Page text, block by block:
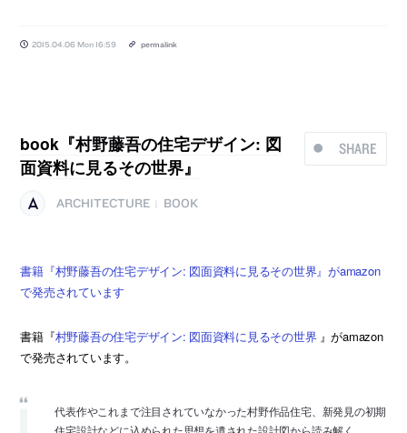
2015.04.06 Mon 16:59 permalink
SHARE
book『村野藤吾の住宅デザイン: 図
面資料に見るその世界』
ARCHITECTURE BOOK
書籍『村野藤吾の住宅デザイン: 図面資料に見るその世界』がamazon
で発売されています
書籍『村野藤吾の住宅デザイン: 図面資料に見るその世界 』がamazon
で発売されています。
代表作やこれまで注目されていなかった村野作品住宅、新発見の初期